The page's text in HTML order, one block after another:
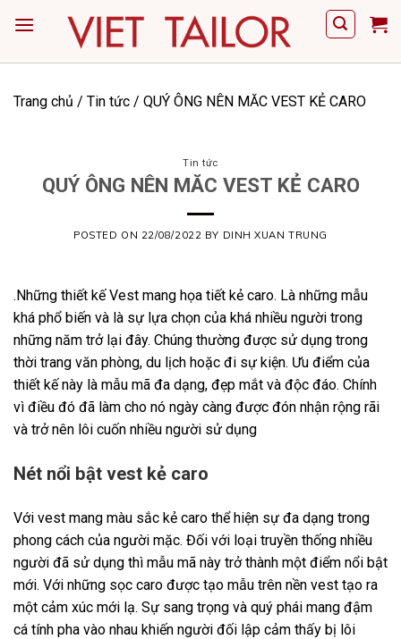
Trang chủ / Tin tức / QUÝ ÔNG NÊN MĂC VEST KẺ CARO
Tin tức
QUÝ ÔNG NÊN MĂC VEST KẺ CARO
POSTED ON 22/08/2022 BY DINH XUAN TRUNG
.Những thiết kế Vest mang họa tiết kẻ caro. Là những mẫu
khá phổ biến và là sự lựa chọn của khá nhiều người trong
những năm trở lại đây. Chúng thường được sử dụng trong
thời trang văn phòng, du lịch hoặc đi sự kiện. Ưu điểm của
thiết kế này là mẫu mã đa dạng, đẹp mắt và độc đáo. Chính
vì điều đó đã làm cho nó ngày càng được đón nhận rộng rãi
và trở nên lôi cuốn nhiều người sử dụng
Nét nổi bật vest kẻ caro
Với vest mang màu sắc kẻ caro thể hiện sự đa dạng trong
phong cách của người mặc. Đối với loại truyền thống nhiều
người đã sử dụng thì mẫu mã này trở thành một điểm nổi bật
mới. Với những sọc caro được tạo mẫu trên nền vest tạo ra
một cảm xúc mới lạ. Sự sang trọng và quý phái mang đậm
cá tính pha vào nhau khiến người đối lập cảm thấy bị lôi